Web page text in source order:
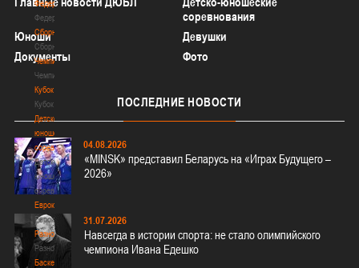
Федерация
Федерация
Сборные
Сборные
Чемпионат
Чемпионат
Кубок
Кубок
Детско-
юношеские
соревнования
Детско-
юношеские
соревнования
Еврокубки
Еврокубки
Разное
Разное
Баскетбол
соревнования
Юноши
Девушки
Документы
Фото
ПОСЛЕДНИЕ НОВОСТИ
04.08.2026
«MINSK» представил Беларусь на «Играх Будущего –
2026»
31.07.2026
Навсегда в истории спорта: не стало олимпийского
чемпиона Ивана Едешко